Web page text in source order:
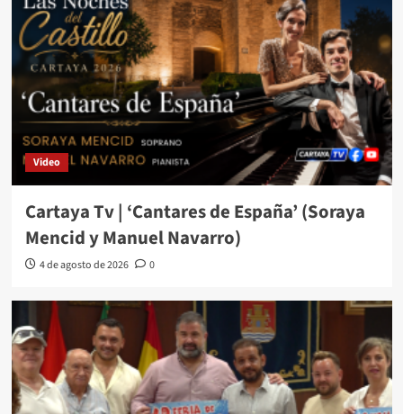
Video
Cartaya Tv | ‘Cantares de España’ (Soraya
Mencid y Manuel Navarro)
4 de agosto de 2026 0